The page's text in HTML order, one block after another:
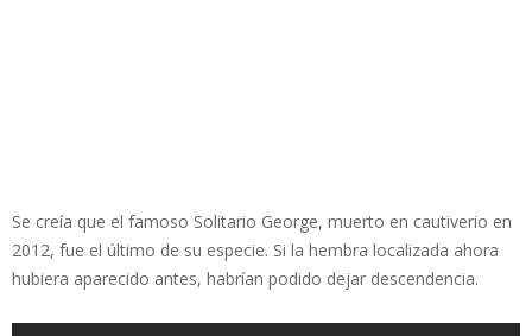
Se creía que el famoso Solitario George, muerto en cautiverio en
2012, fue el último de su especie. Si la hembra localizada ahora
hubiera aparecido antes, habrían podido dejar descendencia.